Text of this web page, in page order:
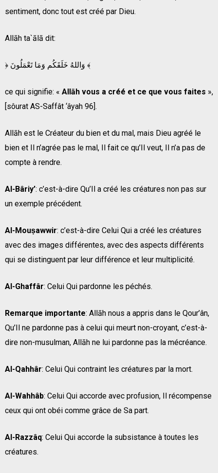
sentiment, donc tout est créé par Dieu.
Allāh ta`ālā dit:
﴿ وَاللهُ خَلَقَكُم وَمَا تَعْمَلُونَ ﴾
ce qui signifie: « Allāh vous a créé et ce que vous faites »,
[sôurat AS-Saffât ‘âyah 96].
Allāh est le Créateur du bien et du mal, mais Dieu agréé le
bien et Il n’agrée pas le mal, Il fait ce qu’Il veut, Il n’a pas de
compte à rendre.
Al-Bâriy’: c’est-à-dire Qu’Il a créé les créatures non pas sur
un exemple précédent.
Al-Mouṣawwir: c’est-à-dire Celui Qui a créé les créatures
avec des images différentes, avec des aspects différents
qui se distinguent par leur différence et leur multiplicité.
Al-Ghaffâr: Celui Qui pardonne les péchés.
Remarque importante: Allāh nous a appris dans le Qour’ân,
Qu’Il ne pardonne pas à celui qui meurt non-croyant, c’est-à-
dire non-musulman, Allāh ne lui pardonne pas la mécréance.
Al-Qahhâr: Celui Qui contraint les créatures par la mort.
Al-Wahhâb: Celui Qui accorde avec profusion, Il récompense
ceux qui ont obéi comme grâce de Sa part.
Al-Razzâq: Celui Qui accorde la subsistance à toutes les
créatures.